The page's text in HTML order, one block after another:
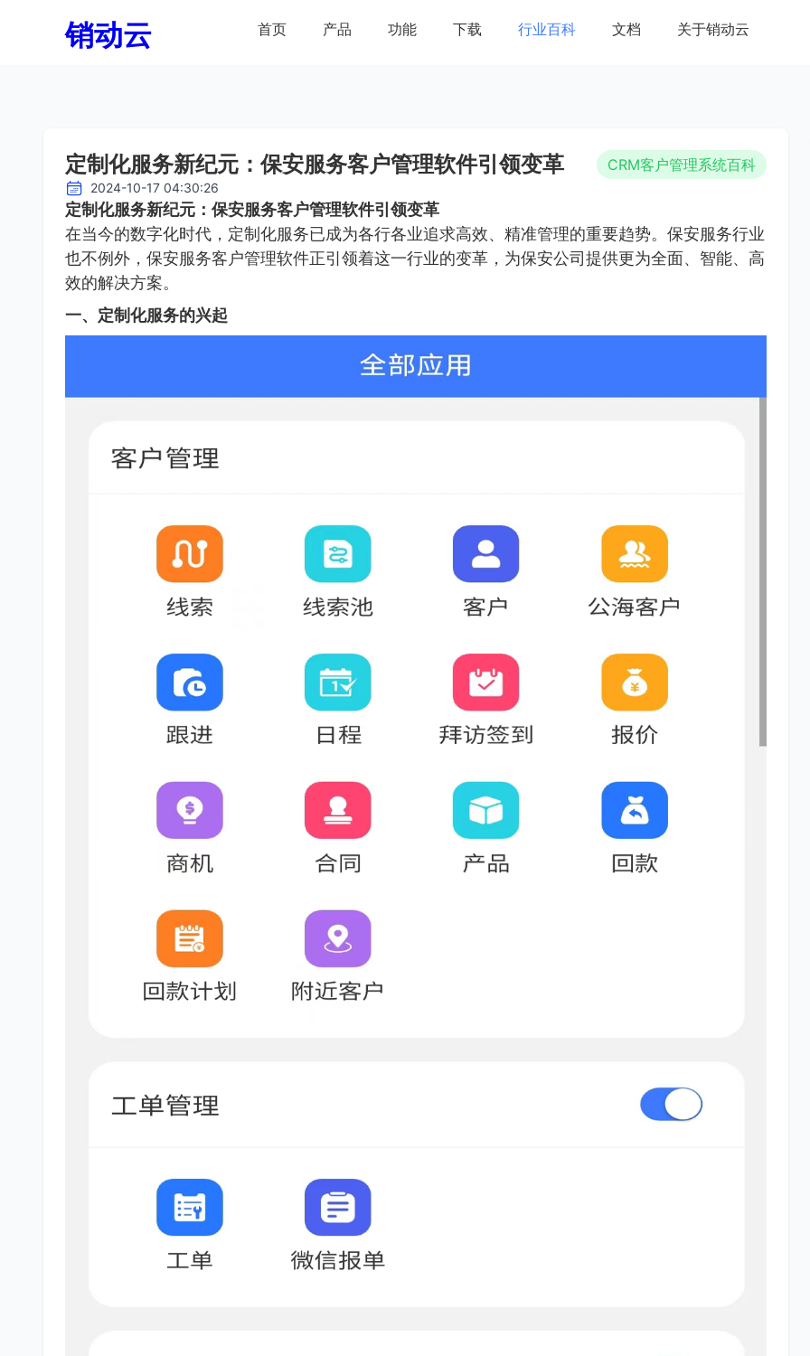
销动云 首页 产品 功能 下载 行业百科 文档 关于销动云
定制化服务新纪元：保安服务客户管理软件引领变革 CRM客户管理系统百科
2024-10-17 04:30:26
定制化服务新纪元：保安服务客户管理软件引领变革
在当今的数字化时代，定制化服务已成为各行各业追求高效、精准管理的重要趋势。保安服务行业
也不例外，保安服务客户管理软件正引领着这一行业的变革，为保安公司提供更为全面、智能、高
效的解决方案。
一、定制化服务的兴起